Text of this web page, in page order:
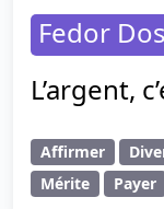
Fedor
L’argent,
Affirmer
Mérite
Payer